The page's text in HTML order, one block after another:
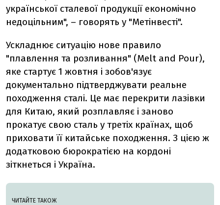
української сталевої продукції економічно
недоцільним", – говорять у "Метінвесті".
Ускладнює ситуацію нове правило
"плавлення та розливання" (Melt and Pour),
яке стартує 1 жовтня і зобов'язує
документально підтверджувати реальне
походження сталі. Це має перекрити лазівки
для Китаю, який розплавляє і заново
прокатує свою сталь у третіх країнах, щоб
приховати її китайське походження. З цією ж
додатковою бюрократією на кордоні
зіткнеться і Україна.
ЧИТАЙТЕ ТАКОЖ